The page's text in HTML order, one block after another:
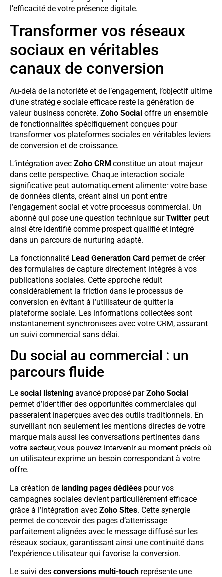
l’efficacité de votre présence digitale.
Transformer vos réseaux
sociaux en véritables
canaux de conversion
Au-delà de la notoriété et de l’engagement, l’objectif ultime
d’une stratégie sociale efficace reste la génération de
valeur business concrète. Zoho Social offre un ensemble
de fonctionnalités spécifiquement conçues pour
transformer vos plateformes sociales en véritables leviers
de conversion et de croissance.
L’intégration avec Zoho CRM constitue un atout majeur
dans cette perspective. Chaque interaction sociale
significative peut automatiquement alimenter votre base
de données clients, créant ainsi un pont entre
l’engagement social et votre processus commercial. Un
abonné qui pose une question technique surTwitter peut
ainsi être identifié comme prospect qualifié et intégré
dans un parcours de nurturing adapté.
La fonctionnalité Lead Generation Card permet de créer
des formulaires de capture directement intégrés à vos
publications sociales. Cette approche réduit
considérablement la friction dans le processus de
conversion en évitant à l’utilisateur de quitter la
plateforme sociale. Les informations collectées sont
instantanément synchronisées avec votre CRM, assurant
un suivi commercial sans délai.
Du social au commercial : un
parcours fluide
Le social listening avancé proposé parZoho Social
permet d’identifier des opportunités commerciales qui
passeraient inaperçues avec des outils traditionnels. En
surveillant non seulement les mentions directes de votre
marque mais aussi les conversations pertinentes dans
votre secteur, vous pouvez intervenir au moment précis où
un utilisateur exprime un besoin correspondant à votre
offre.
La création de landing pages dédiées pour vos
campagnes sociales devient particulièrement efficace
grâce à l’intégration avec Zoho Sites. Cette synergie
permet de concevoir des pages d’atterrissage
parfaitement alignées avec le message diffusé sur les
réseaux sociaux, garantissant ainsi une continuité dans
l’expérience utilisateur qui favorise la conversion.
Le suivi des conversions multi-touch représente une